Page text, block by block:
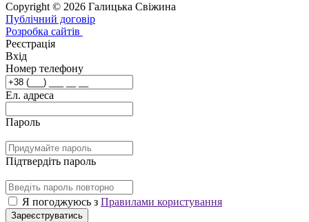
Copyright © 2026 Галицька Свіжина
Публічний договір
Розробка сайтів
Реєстрація
Вхід
Номер телефону
Ел. адреса
Пароль
Підтвердіть пароль
Я погоджуюсь з Правилами користування
Зареєструватись